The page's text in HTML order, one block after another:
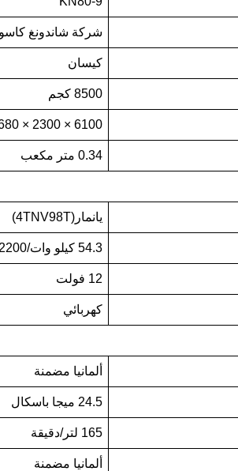
شركة شاندونغ
كيسان
8500 كجم
6100 × 2300 × 2680 ملم
0.34 متر مكعب
يانمار(4TNV98T)
54.3 كيلو وات/2200 دورة في الدقيقة
12 فولت
كهربائي
ألمانيا مضمنة
24.5 ميجا باسكال
165 لتر/دقيقة
ألمانيا مضمنة